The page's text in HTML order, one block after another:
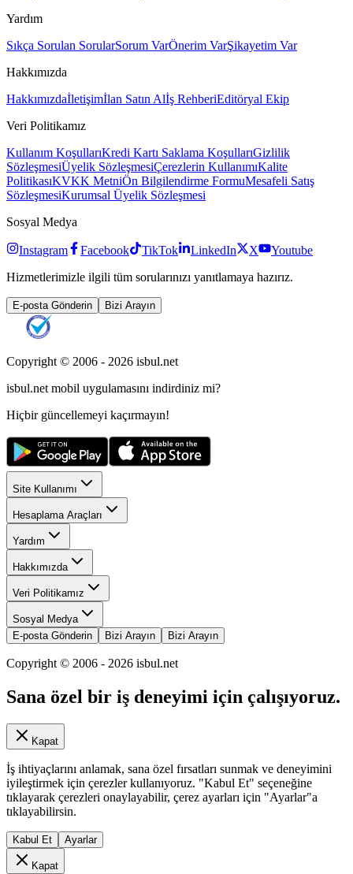
Yardım
Sıkça Sorulan SorularSorum VarÖnerim VarŞikayetim Var
Hakkımızda
Hakkımızdaİletişimİlan Satın Alİş RehberiEditöryal Ekip
Veri Politikamız
Kullanım KoşullarıKredi Kartı Saklama KoşullarıGizlilik
SözleşmesiÜyelik SözleşmesiÇerezlerin KullanımıKalite
PolitikasıKVKK MetniÖn Bilgilendirme FormuMesafeli Satış
SözleşmesiKurumsal Üyelik Sözleşmesi
Sosyal Medya
Instagram Facebook TikTok LinkedIn X
Youtube
Hizmetlerimizle ilgili tüm sorularınızı yanıtlamaya hazırız.
E-posta Gönderin Bizi Arayın
Copyright © 2006 - 2026 isbul.net
isbul.net mobil uygulamasını indirdiniz mi?
Hiçbir güncellemeyi kaçırmayın!
Site Kullanımı
Hesaplama Araçları
Yardım
Hakkımızda
Veri Politikamız
Sosyal Medya
E-posta Gönderin
Bizi Arayın Bizi Arayın
Copyright © 2006 - 2026 isbul.net
Sana özel bir iş deneyimi için çalışıyoruz.
Kapat
İş ihtiyaçlarını anlamak, sana özel fırsatları sunmak ve deneyimini
iyileştirmek için çerezler kullanıyoruz. "Kabul Et" seçeneğine
tıklayarak çerezleri onaylayabilir, çerez ayarları için "Ayarlar"a
tıklayabilirsin.
Kabul Et Ayarlar
Kapat